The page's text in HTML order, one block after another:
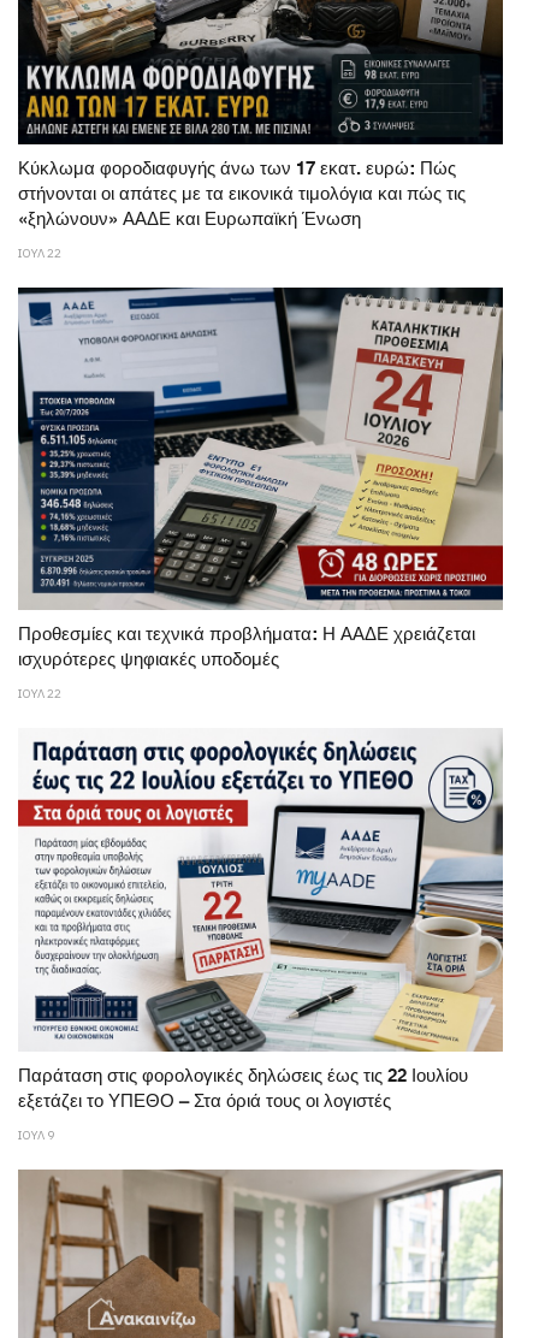
Κύκλωμα φοροδιαφυγής άνω των 17 εκατ. ευρώ: Πώς
στήνονται οι απάτες με τα εικονικά τιμολόγια και πώς τις
«ξηλώνουν» ΑΑΔΕ και Ευρωπαϊκή Ένωση
ΙΟΥΛ 22
Προθεσμίες και τεχνικά προβλήματα: Η ΑΑΔΕ χρειάζεται
ισχυρότερες ψηφιακές υποδομές
ΙΟΥΛ 22
Παράταση στις φορολογικές δηλώσεις έως τις 22 Ιουλίου
εξετάζει το ΥΠΕΘΟ – Στα όριά τους οι λογιστές
ΙΟΥΛ 9